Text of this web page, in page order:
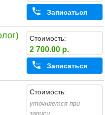
Записаться
Стоимость:
2 700.00 р.
Записаться
Стоимость:
уточняется при
записи